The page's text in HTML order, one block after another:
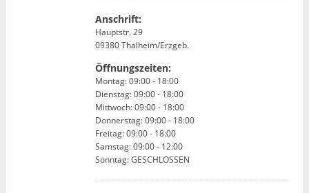
Anschrift:
Hauptstr. 29
09380 Thalheim/Erzgeb.
Öffnungszeiten:
Montag: 09:00 - 18:00
Dienstag: 09:00 - 18:00
Mittwoch: 09:00 - 18:00
Donnerstag: 09:00 - 18:00
Freitag: 09:00 - 18:00
Samstag: 09:00 - 12:00
Sonntag: GESCHLOSSEN